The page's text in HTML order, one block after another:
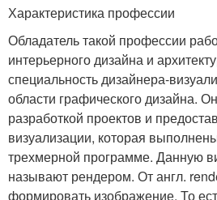
Характеристика профессии
Обладатель такой профессии
интерьерного дизайна и
специальность дизайнера-
области графического дизайна.
разработкой проектов и
визуализации, которая
трехмерной программе. Данную
называют рендером. От англ.
формировать изображение. То